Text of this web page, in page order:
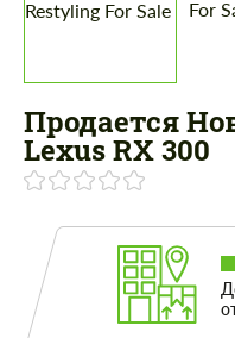
Продается
Lexus RX 300